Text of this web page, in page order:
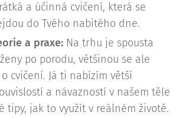
a účinná cvičení, která se
do Tvého nabitého dne.
a praxe: Na trhu je spousta
po porodu, většinou se ale
cvičení. Já ti nabízím větší
a návazností v našem těle
tipy, jak to využít v reálném životě.